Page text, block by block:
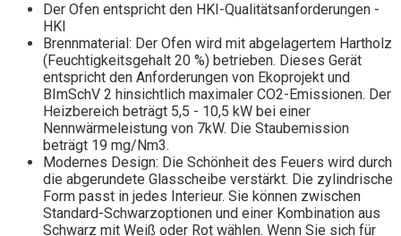
Der Ofen entspricht den HKI-Qualitätsanforderungen -
HKI
Brennmaterial: Der Ofen wird mit abgelagertem Hartholz
(Feuchtigkeitsgehalt 20 %) betrieben. Dieses Gerät
entspricht den Anforderungen von Ekoprojekt und
BImSchV 2 hinsichtlich maximaler CO2-Emissionen. Der
Heizbereich beträgt 5,5 - 10,5 kW bei einer
Nennwärmeleistung von 7kW. Die Staubemission
beträgt 19 mg/Nm3.
Modernes Design: Die Schönheit des Feuers wird durch
die abgerundete Glasscheibe verstärkt. Die zylindrische
Form passt in jedes Interieur. Sie können zwischen
Standard-Schwarzoptionen und einer Kombination aus
Schwarz mit Weiß oder Rot wählen. Wenn Sie sich für